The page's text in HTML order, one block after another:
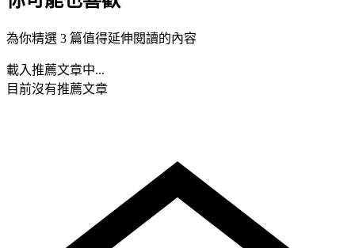
為你精選 3 篇值得延伸閱讀的內容
載入推薦文章中...
目前沒有推薦文章